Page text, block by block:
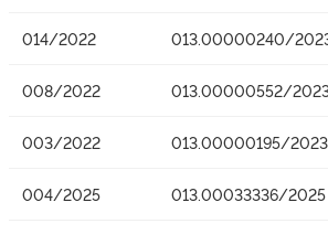
014/2022 013.00000240/
008/2022 013.00000552/
003/2022 013.00000195/2023
004/2025 013.00033336/2025